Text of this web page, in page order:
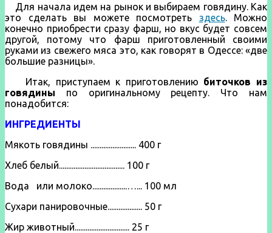
Для начала идем на рынок и выбираем говядину. Как
это сделать вы можете посмотреть здесь. Можно
конечно приобрести сразу фарш, но вкус будет совсем
другой, потому что фарш приготовленный своими
руками из свежего мяса это, как говорят в Одессе: «две
большие разницы».
Итак, приступаем к приготовлению биточков из
говядины по оригинальному рецепту. Что нам
понадобится:
ИНГРЕДИЕНТЫ
Мякоть говядины ......................... 400 г
Хлеб белый.................................... 100 г
Вода или молоко...................…... 100 мл
Сухари панировочные................... 50 г
Жир животный.............................. 25 г